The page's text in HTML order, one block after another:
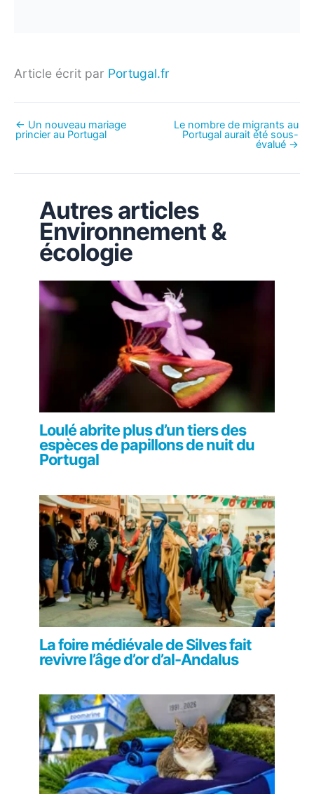
Article écrit par Portugal.fr
← Un nouveau mariage
princier au Portugal
Le nombre de migrants au
Portugal aurait été sous-
évalué →
Autres articles
Environnement &
écologie
Loulé abrite plus d’un tiers des
espèces de papillons de nuit du
Portugal
La foire médiévale de Silves fait
revivre l’âge d’or d’al-Andalus